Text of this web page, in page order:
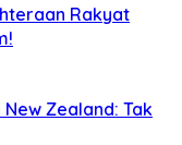
Rakyat
Zealand: Tak